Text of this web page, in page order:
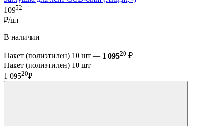
10952
₽/шт
В наличии
Пакет (полиэтилен) 10 шт — 1 09520 ₽
Пакет (полиэтилен) 10 шт
1 09520₽